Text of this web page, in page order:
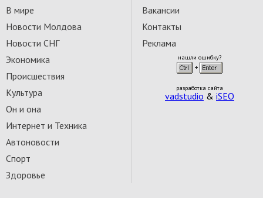
В мире
Новости Молдова
Новости СНГ
Экономика
Происшествия
Культура
Он и она
Интернет и Техника
Автоновости
Спорт
Здоровье
Вакансии
Контакты
Реклама
нашли ошибку?
разработка сайта
vadstudio & iSEO